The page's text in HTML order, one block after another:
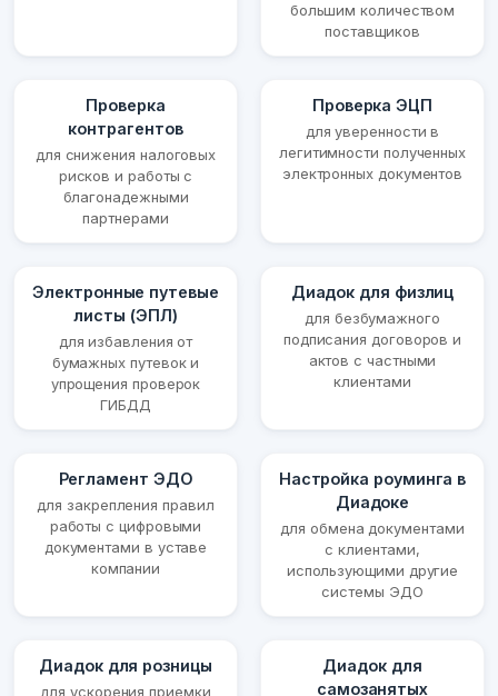
большим количеством
поставщиков
Проверка
контрагентов
для снижения налоговых
рисков и работы с
благонадежными
партнерами
Проверка ЭЦП
для уверенности в
легитимности полученных
электронных документов
Электронные путевые
листы (ЭПЛ)
для избавления от
бумажных путевок и
упрощения проверок
ГИБДД
Диадок для физлиц
для безбумажного
подписания договоров и
актов с частными
клиентами
Регламент ЭДО
для закрепления правил
работы с цифровыми
документами в уставе
компании
Настройка роуминга в
Диадоке
для обмена документами
с клиентами,
использующими другие
системы ЭДО
Диадок для розницы
для ускорения приемки
Диадок для
самозанятых